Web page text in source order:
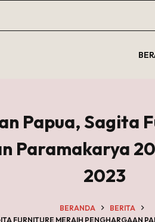
Papua, Sagita
Paramakarya
2023
BERANDA
BERITA
FURNITURE MERAIH PENGHARGAAN